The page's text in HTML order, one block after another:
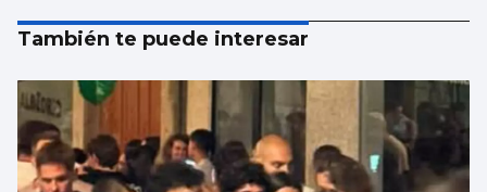
También te puede interesar